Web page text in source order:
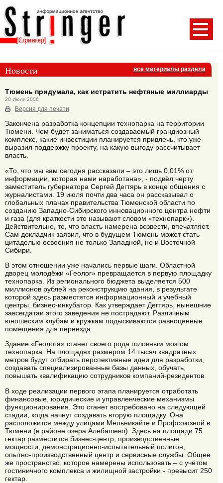
Новости все материалы раздела
Тюмень придумала, как истратить нефтяные миллиарды
20 Июля 2006
Версия для печати
Закончена разработка концепции технопарка на территории
Тюмени. Чем будет заниматься создаваемый грандиозный
комплекс, какие инвестиции планируется привлечь, кто уже
выразил поддержку проекту, на какую выгоду рассчитывает
власть.
«То, что мы вам сегодня рассказали – это лишь 0,01% от
информации, которая нами наработана», - подвёл черту
заместитель губернатора Сергей Дегтярь в конце общения с
журналистами. 19 июля почти два часа он рассказывал о
глобальных планах правительства Тюменской области по
созданию Западно-Сибирского инновационного центра нефти
и газа (для краткости это называют словом «технопарк»).
Действительно, то, что власть намерена возвести, впечатляет.
Сам докладчик заявил, что в будущем Тюмень может стать
цитаделью освоения не только Западной, но и Восточной
Сибири.
В этом отношении уже начались первые шаги. Областной
дворец молодёжи «Геолог» превращается в первую площадку
технопарка. Из регионального бюджета выделяется 500
миллионов рублей на реконструкцию здания, в результате
которой здесь разместятся информационный и учебный
центры, бизнес-инкубатор. Как утверждает Дегтярь, нынешние
завсегдатаи этого заведения не пострадают. Различным
юношеским клубам и кружкам подыскиваются равноценные
помещения для переезда.
Здание «Геолога» станет своего рода головным мозгом
технопарка. На площадях размером 14 тысяч квадратных
метров будут отбирать перспективные идеи для разработки,
создавать специализированные базы данных, обучать,
повышать квалификацию сотрудников компаний-резидентов.
В ходе реализации первого этапа планируется отработать
финансовые, юридические и управленческие механизмы
функционирования. Это станет востребовано на следующей
стадии, когда начнут создавать вторую площадку. Она
расположится между улицами Мельникайте и Профсоюзной в
Тюмени (в районе озера Алебашево). Здесь на площади 75
гектар разместится бизнес-центр, производственные
мощности, демонстрационно-испытательный полигон,
опытно-производственный центр и сервисные службы. Общее
же пространство, которое намерены использовать – с учётом
гостиничного комплекса и жилищной застройки - превысит 250
гектар.